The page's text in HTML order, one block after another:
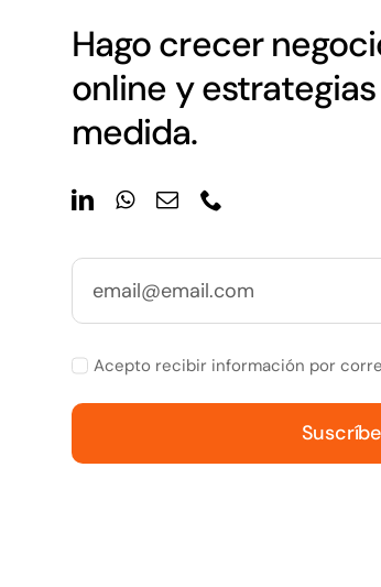
Hago crecer
online y
medida.
Acepto recibir información por